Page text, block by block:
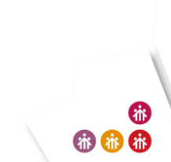
ORIENTAMENTO
E
ACCREDITAMENTO